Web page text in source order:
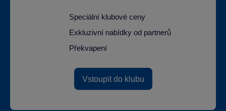
Speciální klubové ceny
Exkluzivní nabídky od partnerů
Překvapení
Vstoupit do klubu